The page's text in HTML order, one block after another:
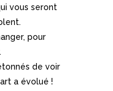
vous seront
pour
de voir
a évolué !